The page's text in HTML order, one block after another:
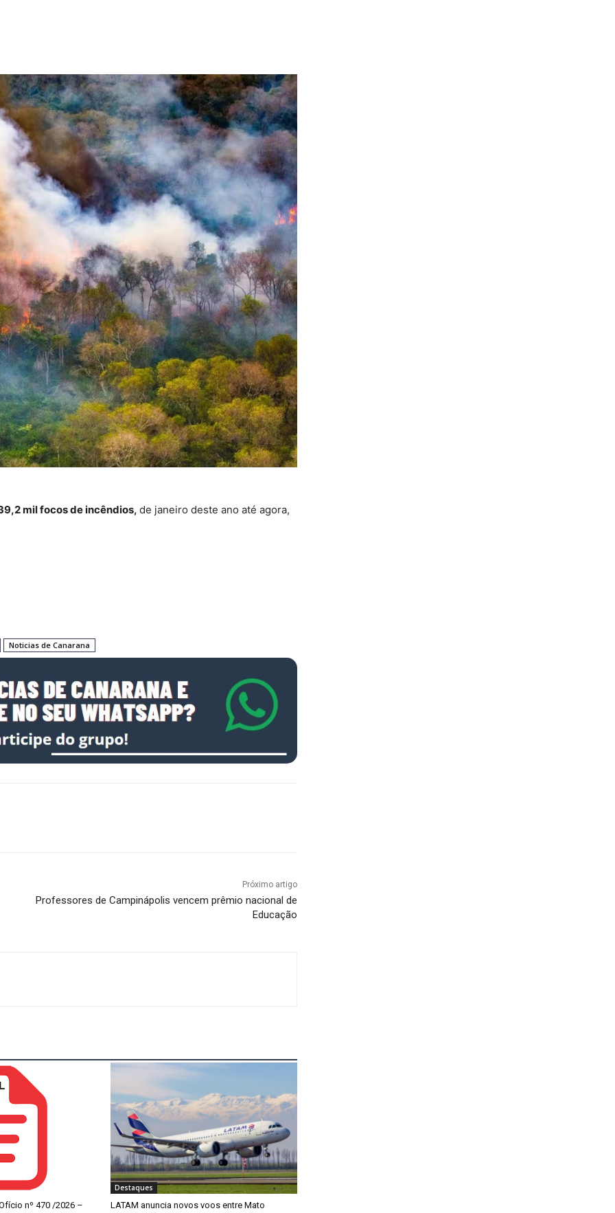
mil focos de incêndios, de janeiro deste ano até agora,
Noticias de Canarana
Próximo artigo
Professores de Campinápolis vencem prêmio nacional de
Educação
nº 470 /2026 –
Destaques
LATAM anuncia novos voos entre Mato